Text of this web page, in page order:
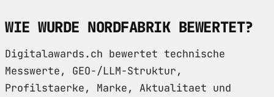
WIE WURDE NORDFABRIK BEWERTET?
Digitalawards.ch bewertet technische
Messwerte, GEO-/LLM-Struktur,
Profilstaerke, Marke, Aktualitaet und